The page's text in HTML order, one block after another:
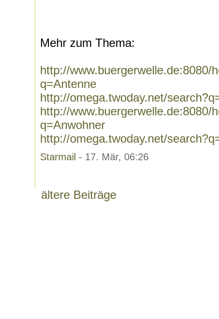
Mehr zum Thema:
http://www.buergerwelle.de:8080/
q=Antenne
http://omega.twoday.net/
http://www.buergerwelle.de:8080/
q=Anwohner
http://omega.twoday.net/
Starmail - 17. Mär, 06:26
ältere Beiträge